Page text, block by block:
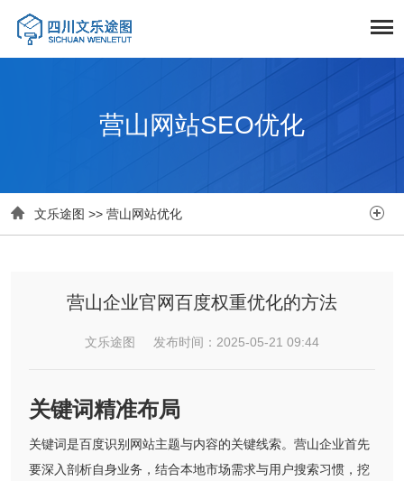
营山网站SEO优化
 文乐途图 >> 营山网站优化 
营山企业官网百度权重优化的方法
文乐途图 发布时间：2025-05-21 09:44
关键词精准布局
关键词是百度识别网站主题与内容的关键线索。营山企业首先
要深入剖析自身业务，结合本地市场需求与用户搜索习惯，挖